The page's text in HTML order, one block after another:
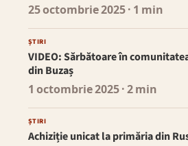
25 octombrie 2025· 1 min
ȘTIRI
VIDEO: Sărbătoare în
din Buzaș
1 octombrie 2025· 2 min
ȘTIRI
Achiziție unicat la primăria din